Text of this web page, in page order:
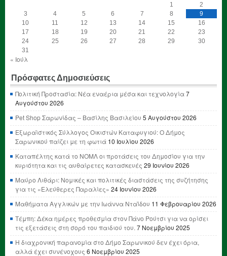
1
2
3
4 5 6 7 8
9
10
11 12 13 14 15
16
17
18 19 20 21 22
23
24
25 26 27 28 29
30
31
« Ιούλ
Πρόσφατες Δημοσιεύσεις
Πολιτική Προστασία: Νέα εναέρια μέσα και τεχνολογία7
Αυγούστου 2026
Pet Shop Σαρωνίδας – Βασίλης Βασιλείου 5 Αυγούστου 2026
Εξωραϊστικός Σύλλογος Οικιστών Καταφυγιού: Ο Δήμος
Σαρωνικού παίζει με τη φωτιά 10 Ιουλίου 2026
Καταπέλτης κατά το ΝΟΜΛ οι προτάσεις του Δημοσίου για την
κυριότητα και τις αυθαίρετες κατασκευές 29 Ιουνίου 2026
Μαύρο Λιθάρι: Νομικές και πολιτικές διαστάσεις της συζήτησης
για τις «Ελεύθερες Παραλίες» 24 Ιουνίου 2026
Μαθήματα Αγγλικών με την Ιωάννα Νταΐδου 11 Φεβρουαρίου 2026
Τέμπη: Δέκα ημέρες προθεσμία στον Πάνο Ρούτσι για να ορίσει
τις εξετάσεις στη σορό του παιδιού του. 7 Νοεμβρίου 2025
Η διαχρονική παρανομία στο Δήμο Σαρωνικού δεν έχει όρια,
αλλά έχει συνένοχους 6 Νοεμβρίου 2025